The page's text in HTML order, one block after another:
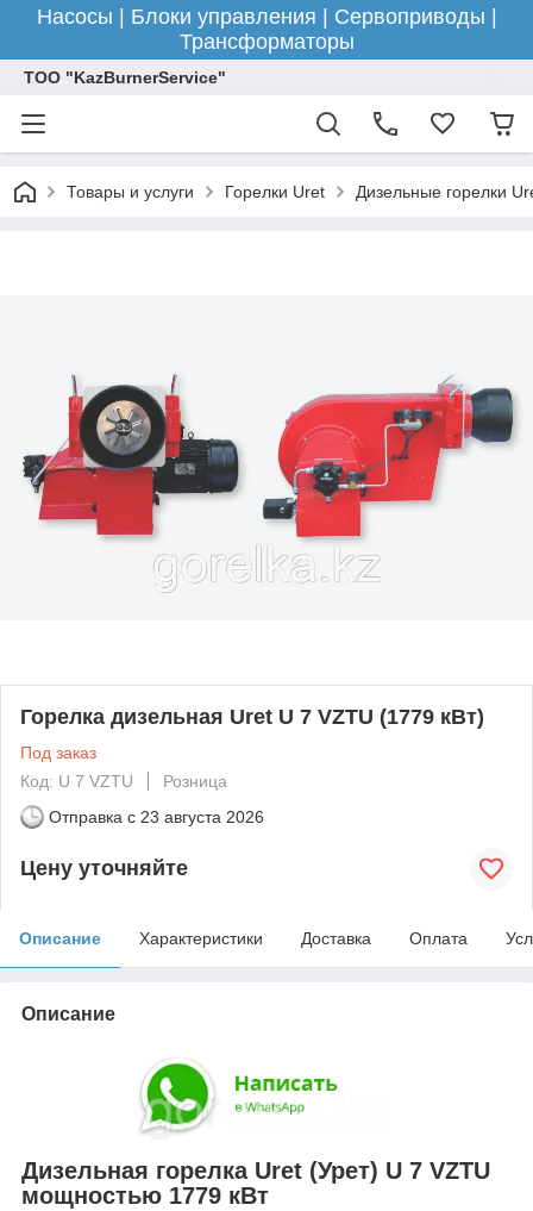
Насосы | Блоки управления | Сервоприводы |
Трансформаторы
ТОО "KazBurnerService"
Товары и услуги Горелки Uret Дизельные горелки
Горелка дизельная Uret U 7 VZTU (1779 кВт)
Под заказ
Код: U 7 VZTU
Розница
Отправка с 23 августа 2026
Цену уточняйте
Описание Характеристики Доставка Оплата
Описание
Дизельная горелка Uret (Урет) U 7 VZTU
мощностью 1779 кВт